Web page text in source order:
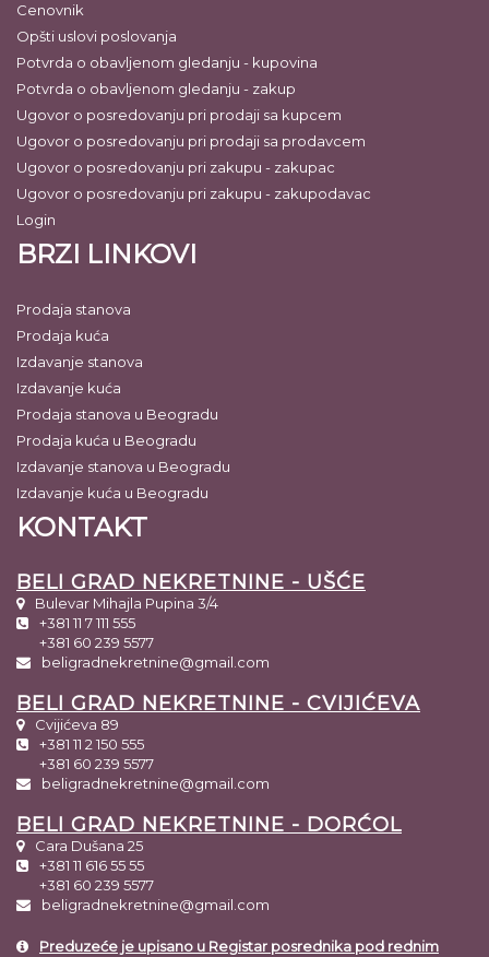
Cenovnik
Opšti uslovi poslovanja
Potvrda o obavljenom gledanju - kupovina
Potvrda o obavljenom gledanju - zakup
Ugovor o posredovanju pri prodaji sa kupcem
Ugovor o posredovanju pri prodaji sa prodavcem
Ugovor o posredovanju pri zakupu - zakupac
Ugovor o posredovanju pri zakupu - zakupodavac
Login
BRZI LINKOVI
Prodaja stanova
Prodaja kuća
Izdavanje stanova
Izdavanje kuća
Prodaja stanova u Beogradu
Prodaja kuća u Beogradu
Izdavanje stanova u Beogradu
Izdavanje kuća u Beogradu
KONTAKT
BELI GRAD NEKRETNINE - UŠĆE
Bulevar Mihajla Pupina 3/4
+381 11 7 111 555
+381 60 239 5577
beligradnekretnine@gmail.com
BELI GRAD NEKRETNINE - CVIJIĆEVA
Cvijićeva 89
+381 11 2 150 555
+381 60 239 5577
beligradnekretnine@gmail.com
BELI GRAD NEKRETNINE - DORĆOL
Cara Dušana 25
+381 11 616 55 55
+381 60 239 5577
beligradnekretnine@gmail.com
Preduzeće je upisano u Registar posrednika pod rednim